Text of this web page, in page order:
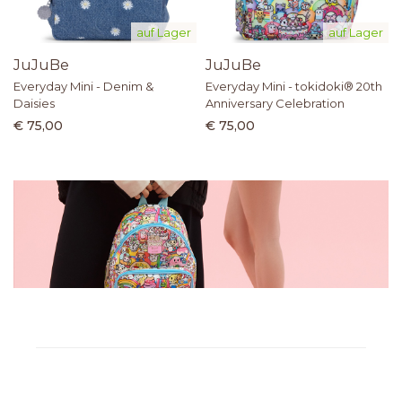
auf Lager
JuJuBe
Everyday Mini - Denim &
Daisies
€ 75,00
auf Lager
JuJuBe
Everyday Mini - tokidoki® 20th
Anniversary Celebration
€ 75,00